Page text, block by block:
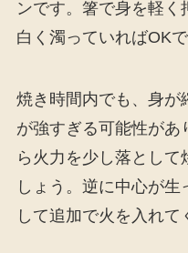
ンです。箸で身を軽
白く濁っていればOKで
焼き時間内でも、身が
が強すぎる可能性があ
ら火力を少し落とし
しょう。逆に中心が
して追加で火を入れて